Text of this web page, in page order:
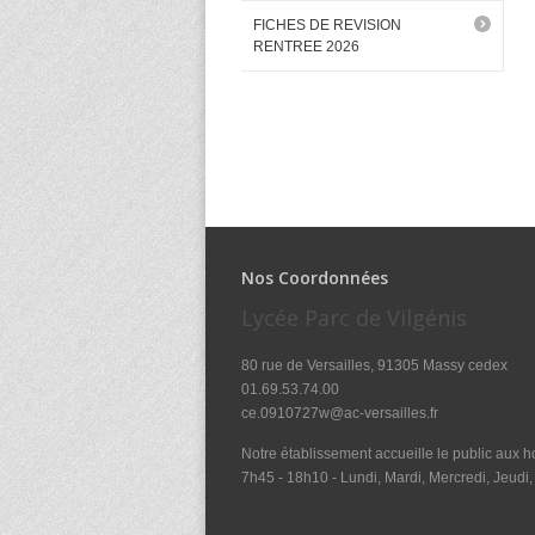
FICHES DE REVISION
RENTREE 2026
Nos Coordonnées
Lycée Parc de Vilgénis
80 rue de Versailles, 91305 Massy cedex
01.69.53.74.00
ce.0910727w@ac-versailles.fr
Notre établissement accueille le public aux
7h45 - 18h10 - Lundi, Mardi, Mercredi,